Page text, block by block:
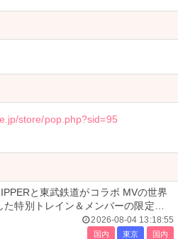
store/pop.php?sid=95
と東武鉄道がコラボ MVの世界
た特別トレイン＆メンバーの限定ア
2026-08-04 13:18:55
国内 東京 国内